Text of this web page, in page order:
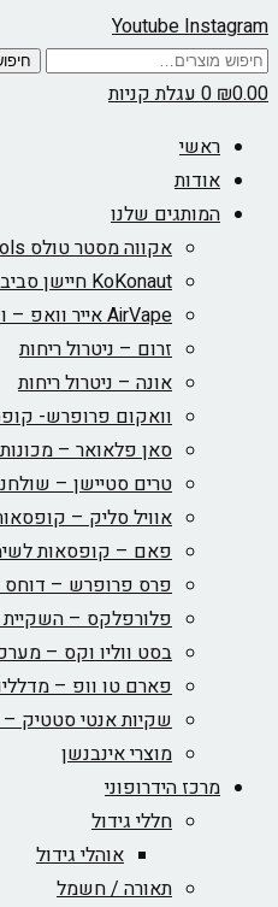
YoutubeInstagram
חיפוש
עבור:₪0.00
0עגלת קניות
ראשי
אודות
המותגים שלנו
אקווה מסטר טולס Aqua Master tools
KoKonaut חיישן סביבתי
AirVape אייר וואפ – וופורייזר
זרום – ניטרול ריחות
אונה – ניטרול ריחות
וואקום פרופרש-
סאן פלאואר – מכונות
טרים סטיישן –
אוויל סליק –
פאם – קופסאות
פרס פרופרש – דוחס
פלורפלקס –
בסט ווליו וקס –
פארם טו וופ –
שקיות אנטי סטטיק
מוצרי אינבנשן
מרכז הידרופוני
חללי גידול
אוהלי גידול
תאורה / חשמל